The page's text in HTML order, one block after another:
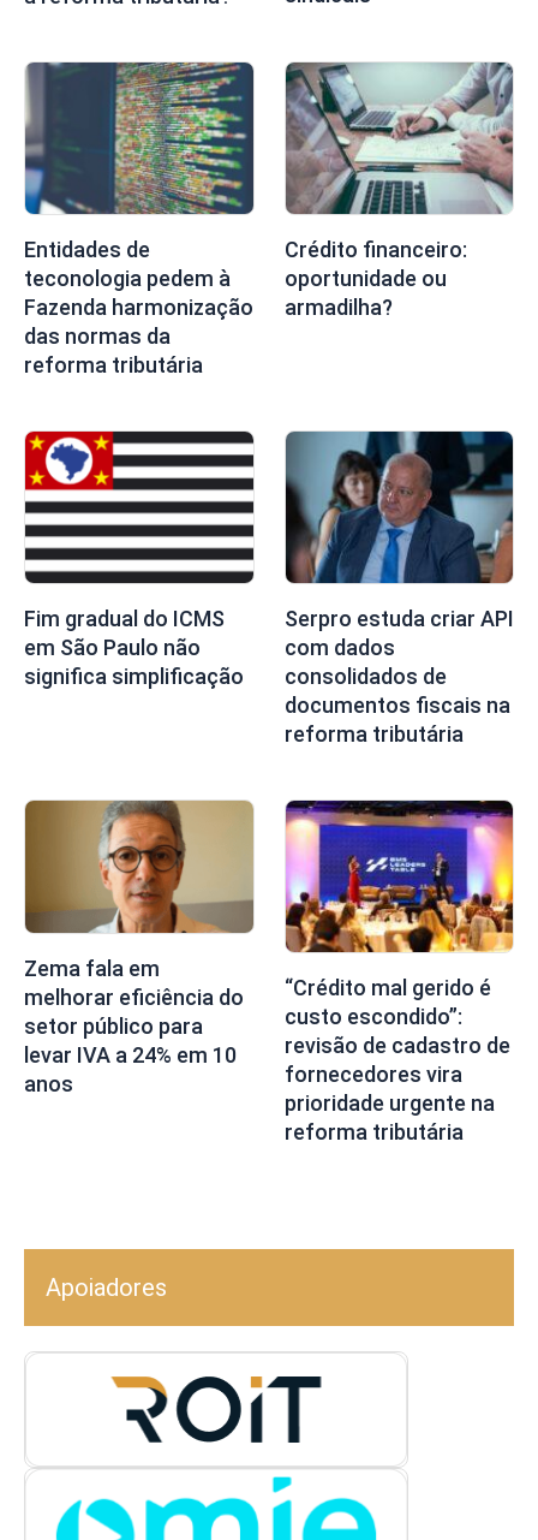
Entidades de
teconologia pedem à
Fazenda harmonização
das normas da
reforma tributária
Crédito financeiro:
oportunidade ou
armadilha?
Fim gradual do ICMS
em São Paulo não
significa simplificação
Serpro estuda criar API
com dados
consolidados de
documentos fiscais na
reforma tributária
Zema fala em
melhorar eficiência do
setor público para
levar IVA a 24% em 10
anos
“Crédito mal gerido é
custo escondido”:
revisão de cadastro de
fornecedores vira
prioridade urgente na
reforma tributária
Apoiadores